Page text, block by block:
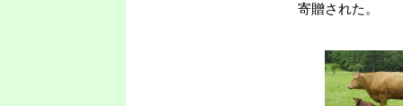
寄贈された。